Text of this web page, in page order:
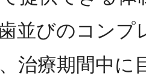
並びのコンプ
治療期間中に